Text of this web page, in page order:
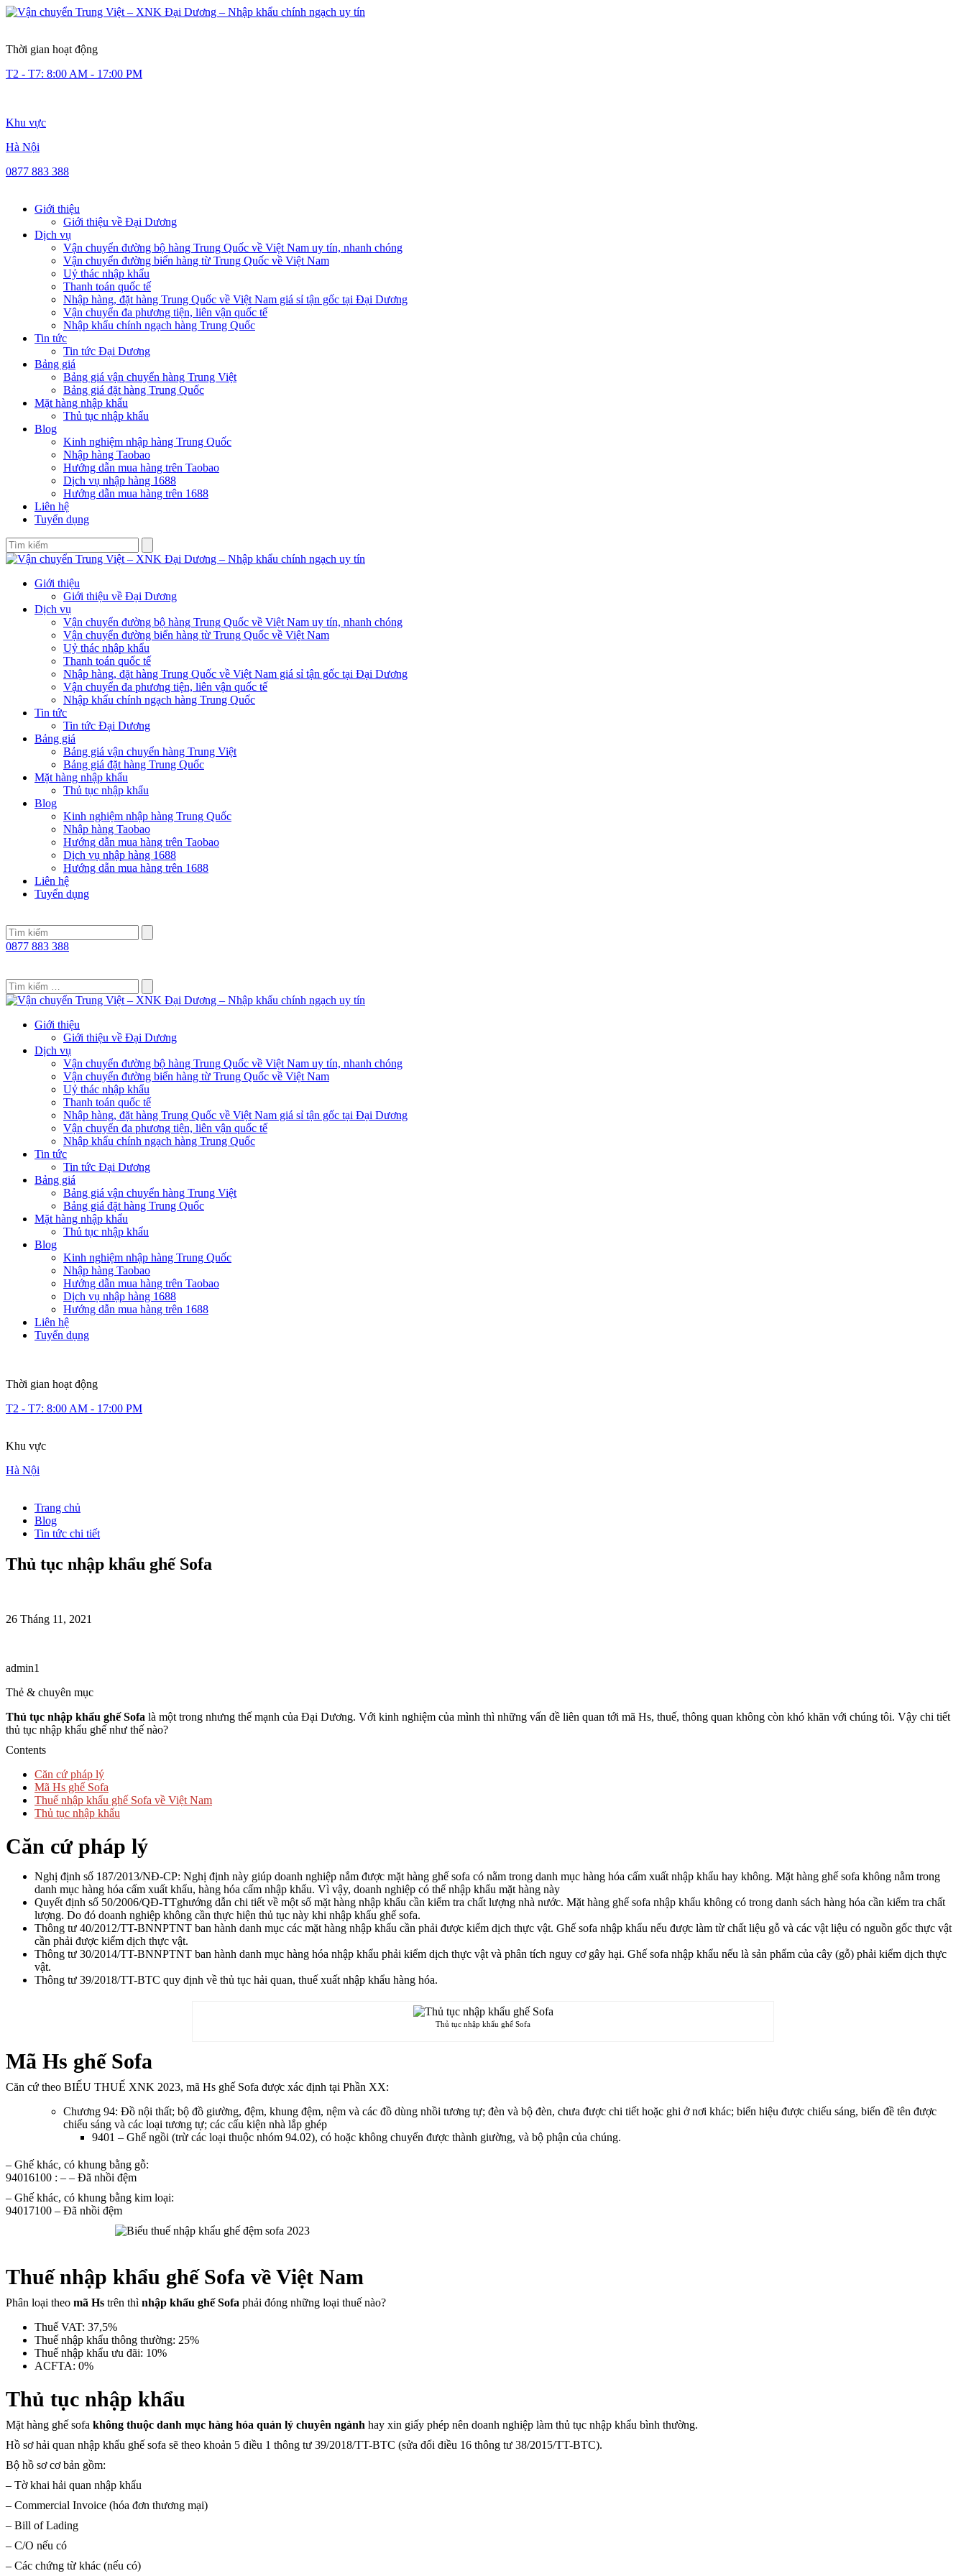
Thời gian hoạt động
T2 - T7: 8:00 AM - 17:00 PM
Khu vực
Hà Nội
0877 883 388
Giới thiệu
Giới thiệu về Đại Dương
Dịch vụ
Vận chuyển đường bộ hàng Trung Quốc về Việt Nam uy tín, nhanh chóng
Vận chuyển đường biển hàng từ Trung Quốc về Việt Nam
Uỷ thác nhập khẩu
Thanh toán quốc tế
Nhập hàng, đặt hàng Trung Quốc về Việt Nam giá sỉ tận gốc tại Đại Dương
Vận chuyển đa phương tiện, liên vận quốc tế
Nhập khẩu chính ngạch hàng Trung Quốc
Tin tức
Tin tức Đại Dương
Bảng giá
Bảng giá vận chuyển hàng Trung Việt
Bảng giá đặt hàng Trung Quốc
Mặt hàng nhập khẩu
Thủ tục nhập khẩu
Blog
Kinh nghiệm nhập hàng Trung Quốc
Nhập hàng Taobao
Hướng dẫn mua hàng trên Taobao
Dịch vụ nhập hàng 1688
Hướng dẫn mua hàng trên 1688
Liên hệ
Tuyển dụng
Giới thiệu
Giới thiệu về Đại Dương
Dịch vụ
Vận chuyển đường bộ hàng Trung Quốc về Việt Nam uy tín, nhanh chóng
Vận chuyển đường biển hàng từ Trung Quốc về Việt Nam
Uỷ thác nhập khẩu
Thanh toán quốc tế
Nhập hàng, đặt hàng Trung Quốc về Việt Nam giá sỉ tận gốc tại Đại Dương
Vận chuyển đa phương tiện, liên vận quốc tế
Nhập khẩu chính ngạch hàng Trung Quốc
Tin tức
Tin tức Đại Dương
Bảng giá
Bảng giá vận chuyển hàng Trung Việt
Bảng giá đặt hàng Trung Quốc
Mặt hàng nhập khẩu
Thủ tục nhập khẩu
Blog
Kinh nghiệm nhập hàng Trung Quốc
Nhập hàng Taobao
Hướng dẫn mua hàng trên Taobao
Dịch vụ nhập hàng 1688
Hướng dẫn mua hàng trên 1688
Liên hệ
Tuyển dụng
0877 883 388
Giới thiệu
Giới thiệu về Đại Dương
Dịch vụ
Vận chuyển đường bộ hàng Trung Quốc về Việt Nam uy tín, nhanh chóng
Vận chuyển đường biển hàng từ Trung Quốc về Việt Nam
Uỷ thác nhập khẩu
Thanh toán quốc tế
Nhập hàng, đặt hàng Trung Quốc về Việt Nam giá sỉ tận gốc tại Đại Dương
Vận chuyển đa phương tiện, liên vận quốc tế
Nhập khẩu chính ngạch hàng Trung Quốc
Tin tức
Tin tức Đại Dương
Bảng giá
Bảng giá vận chuyển hàng Trung Việt
Bảng giá đặt hàng Trung Quốc
Mặt hàng nhập khẩu
Thủ tục nhập khẩu
Blog
Kinh nghiệm nhập hàng Trung Quốc
Nhập hàng Taobao
Hướng dẫn mua hàng trên Taobao
Dịch vụ nhập hàng 1688
Hướng dẫn mua hàng trên 1688
Liên hệ
Tuyển dụng
Thời gian hoạt động
T2 - T7: 8:00 AM - 17:00 PM
Khu vực
Hà Nội
Trang chủ
Blog
Tin tức chi tiết
Thủ tục nhập khẩu ghế Sofa
26 Tháng 11, 2021
admin1
Thẻ & chuyên mục
Thủ tục nhập khẩu ghế Sofa là một trong nhưng thế mạnh của Đại Dương. Với kinh nghiệm của mình thì những vấn đề liên quan tới mã Hs, thuế, thông quan không còn khó khăn với chúng tôi. Vậy chi tiết
thủ tục nhập khẩu ghế như thế nào?
Contents
Căn cứ pháp lý
Mã Hs ghế Sofa
Thuế nhập khẩu ghế Sofa về Việt Nam
Thủ tục nhập khẩu
Căn cứ pháp lý
Nghị định số 187/2013/NĐ-CP: Nghị định này giúp doanh nghiệp nắm được mặt hàng ghế sofa có nằm trong danh mục hàng hóa cấm xuất nhập khẩu hay không. Mặt hàng ghế sofa không nằm trong
danh mục hàng hóa cấm xuất khẩu, hàng hóa cấm nhập khẩu. Vì vậy, doanh nghiệp có thể nhập khẩu mặt hàng này
Quyết định số 50/2006/QĐ-TTghướng dẫn chi tiết về một số mặt hàng nhập khẩu cần kiểm tra chất lượng nhà nước. Mặt hàng ghế sofa nhập khẩu không có trong danh sách hàng hóa cần kiểm tra chất
lượng. Do đó doanh nghiệp không cần thực hiện thủ tục này khi nhập khẩu ghế sofa.
Thông tư 40/2012/TT-BNNPTNT ban hành danh mục các mặt hàng nhập khẩu cần phải được kiểm dịch thực vật. Ghế sofa nhập khẩu nếu được làm từ chất liệu gỗ và các vật liệu có nguồn gốc thực vật
cần phải được kiểm dịch thực vật.
Thông tư 30/2014/TT-BNNPTNT ban hành danh mục hàng hóa nhập khẩu phải kiểm dịch thực vật và phân tích nguy cơ gây hại. Ghế sofa nhập khẩu nếu là sản phẩm của cây (gỗ) phải kiểm dịch thực
vật.
Thông tư 39/2018/TT-BTC quy định về thủ tục hải quan, thuế xuất nhập khẩu hàng hóa.
Thủ tục nhập khẩu ghế Sofa
Mã Hs ghế Sofa
Căn cứ theo BIẾU THUẾ XNK 2023, mã Hs ghế Sofa được xác định tại Phần XX:
Chương 94: Đồ nội thất; bộ đồ giường, đệm, khung đệm, nệm và các đồ dùng nhồi tương tự; đèn và bộ đèn, chưa được chi tiết hoặc ghi ở nơi khác; biển hiệu được chiếu sáng, biển đề tên được
chiếu sáng và các loại tương tự; các cấu kiện nhà lắp ghép
9401 – Ghế ngồi (trừ các loại thuộc nhóm 94.02), có hoặc không chuyển được thành giường, và bộ phận của chúng.
– Ghế khác, có khung bằng gỗ:
94016100 : – – Đã nhồi đệm
– Ghế khác, có khung bằng kim loại:
94017100 – Đã nhồi đệm
Thuế nhập khẩu ghế Sofa về Việt Nam
Phân loại theo mã Hs trên thì nhập khẩu ghế Sofa phải đóng những loại thuế nào?
Thuế VAT: 37,5%
Thuế nhập khẩu thông thường: 25%
Thuế nhập khẩu ưu đãi: 10%
ACFTA: 0%
Thủ tục nhập khẩu
Mặt hàng ghế sofa không thuộc danh mục hàng hóa quản lý chuyên ngành hay xin giấy phép nên doanh nghiệp làm thủ tục nhập khẩu bình thường.
Hồ sơ hải quan nhập khẩu ghế sofa sẽ theo khoản 5 điều 1 thông tư 39/2018/TT-BTC (sửa đổi điều 16 thông tư 38/2015/TT-BTC).
Bộ hồ sơ cơ bản gồm:
– Tờ khai hải quan nhập khẩu
– Commercial Invoice (hóa đơn thương mại)
– Bill of Lading
– C/O nếu có
– Các chứng từ khác (nếu có)